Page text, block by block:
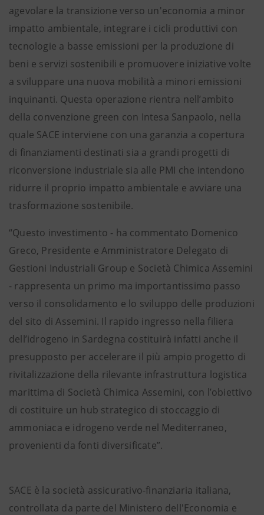
agevolare la transizione verso un'economia a minor
impatto ambientale, integrare i cicli produttivi con
tecnologie a basse emissioni per la produzione di
beni e servizi sostenibili e promuovere iniziative volte
a sviluppare una nuova mobilità a minori emissioni
inquinanti. Questa operazione rientra nell’ambito
della convenzione green con Intesa Sanpaolo, nella
quale SACE interviene con una garanzia a copertura
di finanziamenti destinati sia a grandi progetti di
riconversione industriale sia alle PMI che intendono
ridurre il proprio impatto ambientale e avviare una
trasformazione sostenibile.
“Questo investimento - ha commentato Domenico
Greco, Presidente e Amministratore Delegato di
Gestioni Industriali Group e Società Chimica Assemini
- rappresenta un primo ma importantissimo passo
verso il consolidamento e lo sviluppo delle produzioni
del sito di Assemini. Il rapido ingresso nella filiera
dell’idrogeno in Sardegna costituirà infatti anche il
presupposto per accelerare il più ampio progetto di
rivitalizzazione della rilevante infrastruttura logistica
marittima di Società Chimica Assemini, con l’obiettivo
di costituire un hub strategico di stoccaggio di
ammoniaca e idrogeno verde nel Mediterraneo,
provenienti da fonti diversificate”.
SACE è la società assicurativo-finanziaria italiana,
controllata da parte del Ministero dell'Economia e